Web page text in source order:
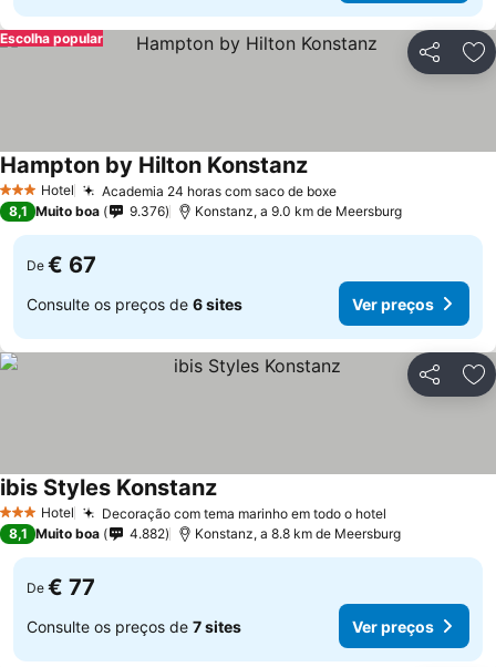
Partilhar
Escolha popular
3 EstrelasHotel Academia 24 horas com saco de boxe
Hampton by Hilton Konstanz
8,1 Muito boa 9.376 Konstanz, a 9.0 km de Meersburg
De € 67
Consulte os preços de 6 sites Ver preços
Partilhar
3 EstrelasHotel Decoração com tema marinho em todo o hotel
ibis Styles Konstanz
8,1 Muito boa 4.882 Konstanz, a 8.8 km de Meersburg
De € 77
Consulte os preços de 7 sites Ver preços